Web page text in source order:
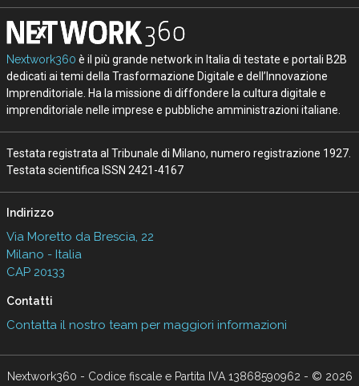
Nextwork360 è il più grande network in Italia di testate e portali B2B
dedicati ai temi della Trasformazione Digitale e dell’Innovazione
Imprenditoriale. Ha la missione di diffondere la cultura digitale e
imprenditoriale nelle imprese e pubbliche amministrazioni italiane.
Testata registrata al Tribunale di Milano, numero registrazione 1927.
Testata scientifica ISSN 2421-4167
Indirizzo
Via Moretto da Brescia, 22
Milano - Italia
CAP 20133
Contatti
Contatta il nostro team per maggiori informazioni
Nextwork360 - Codice fiscale e Partita IVA 13868590962 - © 2026